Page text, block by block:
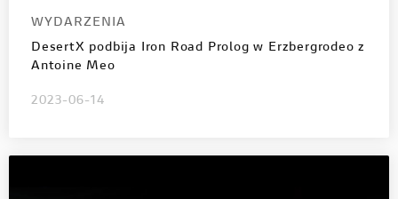
WYDARZENIA
DesertX podbija Iron Road Prolog w Erzbergrodeo z
Antoine Meo
2023-06-14